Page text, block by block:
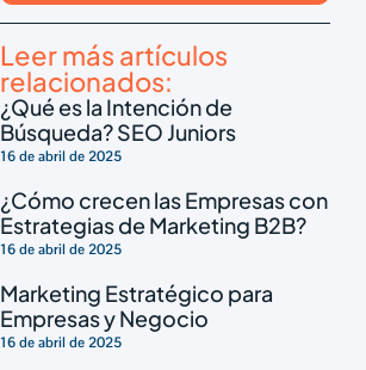
Leer más artículos
relacionados:
¿Qué es la Intención de
Búsqueda? SEO Juniors
16 de abril de 2025
¿Cómo crecen las Empresas con
Estrategias de Marketing B2B?
16 de abril de 2025
Marketing Estratégico para
Empresas y Negocio
16 de abril de 2025